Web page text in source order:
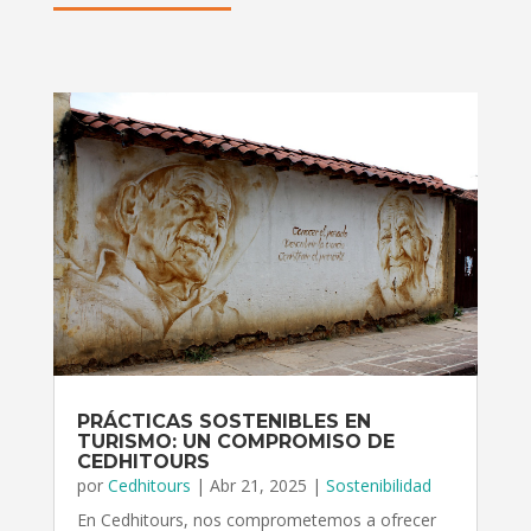
PRÁCTICAS SOSTENIBLES EN
TURISMO: UN COMPROMISO DE
CEDHITOURS
por Cedhitours | Abr 21, 2025 | Sostenibilidad
En Cedhitours, nos comprometemos a ofrecer